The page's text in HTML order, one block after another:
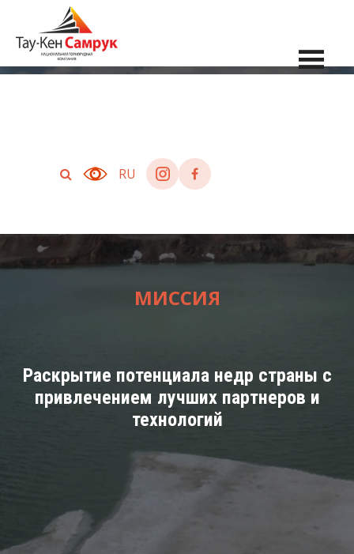
RU
МИССИЯ
Раскрытие потенциала недр страны с
привлечением лучших партнеров и
технологий